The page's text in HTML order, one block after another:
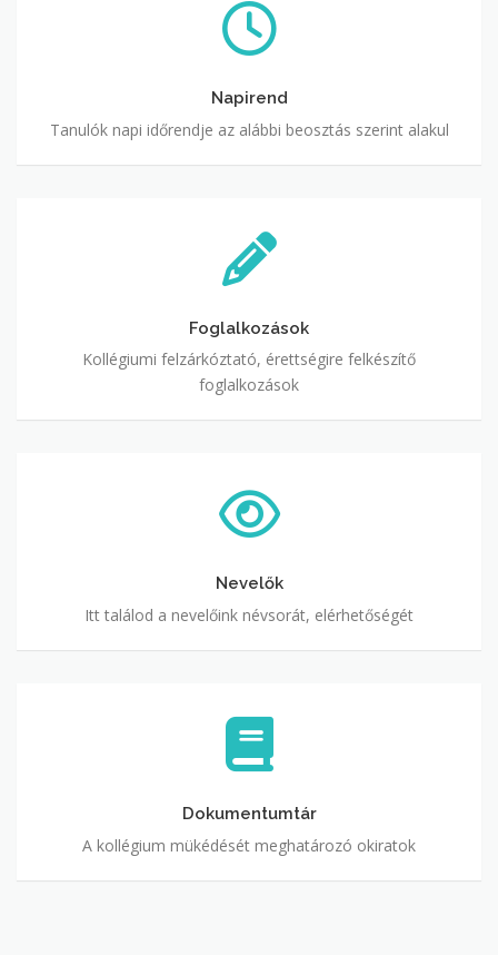
Napirend
Tanulók napi időrendje az alábbi beosztás szerint alakul
Foglalkozások
Kollégiumi felzárkóztató, érettségire felkészítő
foglalkozások
Nevelők
Itt találod a nevelőink névsorát, elérhetőségét
Dokumentumtár
A kollégium mükédését meghatározó okiratok